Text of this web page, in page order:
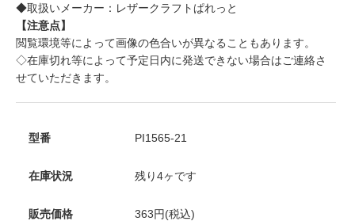
◆取扱いメーカー：レザークラフトぱれっと
【注意点】
閲覧環境等によって画像の色合いが異なることもあります。
◇在庫切れ等によって予定日内に発送できない場合はご連絡さ
せていただきます。
型番 PI1565-21
在庫状況 残り4ヶです
販売価格 363円(税込)